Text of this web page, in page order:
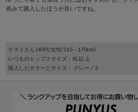
表みて購入したほうが良いですね。
ゲスト さん (40代/女性/165～170cm)
いつものトップスサイズ ：XL以 上
購入したカラーとサイズ ： グレー／3